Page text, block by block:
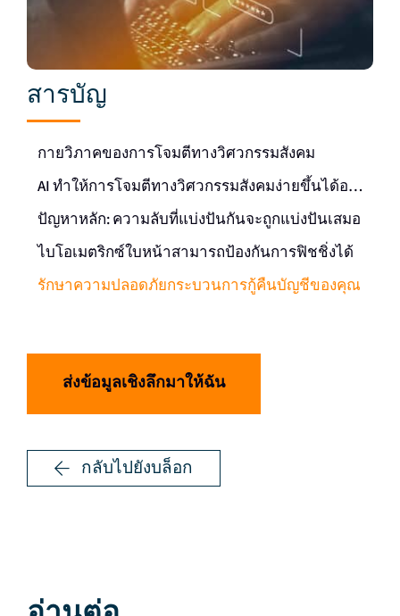
สารบัญ
กายวิภาคของการโจมตีทางวิศวกรรมสังคม
AI ทำให้การโจมตีทางวิศวกรรมสังคมง่ายขึ้นได้อย่างไร
ปัญหาหลัก: ความลับที่แบ่งปันกันจะถูกแบ่งปันเสมอ
ไบโอเมตริกซ์ใบหน้าสามารถป้องกันการฟิชชิ่งได้
รักษาความปลอดภัยกระบวนการกู้คืนบัญชีของคุณ
ส่งข้อมูลเชิงลึกมาให้ฉัน
กลับไปยังบล็อก